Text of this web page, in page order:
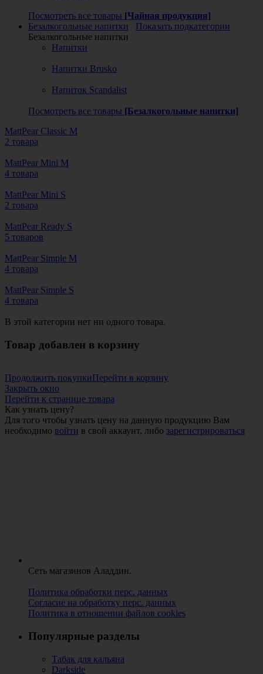
Посмотреть все товары [Чайная продукция]
Безалкогольные напитки
Показать подкатегории
Безалкогольные напитки
Напитки
Напитки Brusko
Напиток Scandalist
Посмотреть все товары [Безалкогольные напитки]
MattPear Classic M
2 товара
MattPear Mini M
4 товара
MattPear Mini S
2 товара
MattPear Ready S
5 товаров
MattPear Simple M
4 товара
MattPear Simple S
4 товара
В этой категории нет ни одного товара.
Товар добавлен в корзину
Продолжить покупкиПерейти в корзину
Закрыть окно
Перейти к странице товара
Как узнать цену?
Для того чтобы узнать цену на данную продукцию Вам
необходимо войти в свой аккаунт, либо зарегистрироваться
Сеть магазинов Аладдин.
Политика обработки перс. данных
Согласие на обработку перс. данных
Политика в отношении файлов cookies
Популярные разделы
Табак для кальяна
Darkside